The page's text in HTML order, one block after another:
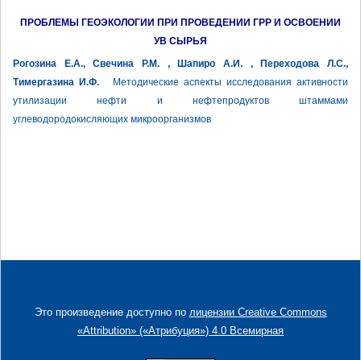
ПРОБЛЕМЫ ГЕОЭКОЛОГИИ ПРИ ПРОВЕДЕНИИ ГРР И ОСВОЕНИИ
УВ СЫРЬЯ
Рогозина Е.А., Свечина Р.М. , Шапиро А.И. , Переходова Л.С.,
Тимергазина И.Ф.Методические аспекты исследования активности
утилизации нефти и нефтепродуктов штаммами
углеводородокисляющих микроорганизмов
Это произведение доступно по лицензии Creative Commons
«Attribution» («Атрибуция») 4.0 Всемирная